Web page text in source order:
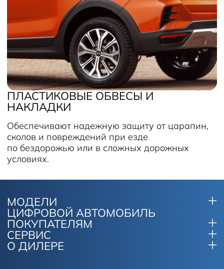
ПЛАСТИКОВЫЕ ОБВЕСЫ И
НАКЛАДКИ
Обеспечивают надежную защиту от царапин,
сколов и повреждений при езде
по бездорожью или в сложных дорожных
условиях.
МОДЕЛИ
ЦИФРОВОЙ АВТОМОБИЛЬ
ПОКУПАТЕЛЯМ
СЕРВИС
О ДИЛЕРЕ